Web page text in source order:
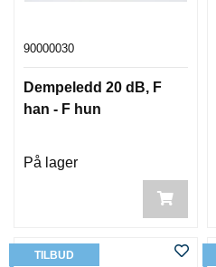
90000030
Dempeledd 20 dB, F
han - F hun
På lager
TILBUD